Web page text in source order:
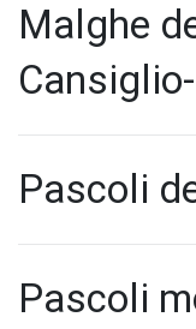
Malghe
Pascoli
Pascoli